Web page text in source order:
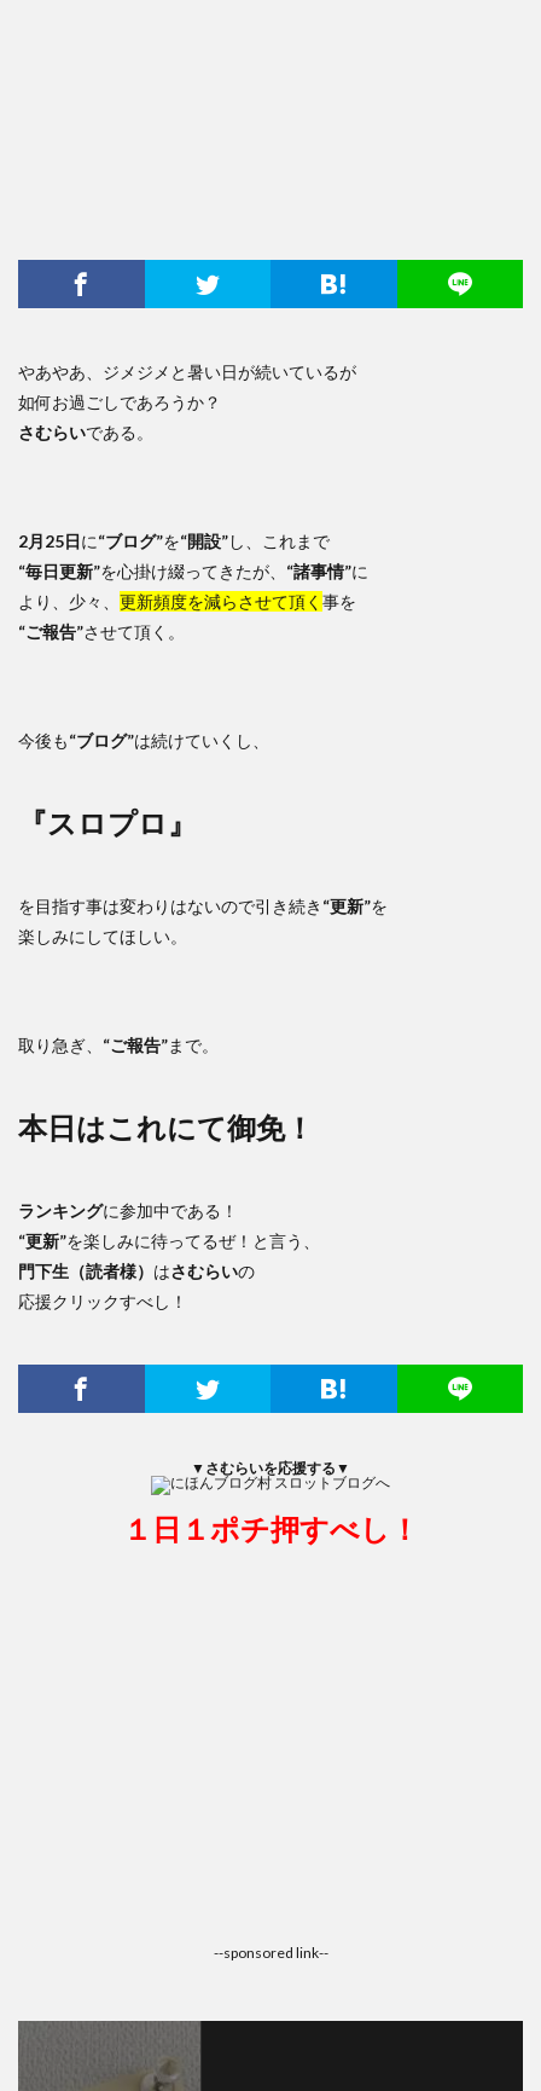
やあやあ、ジメジメと暑い日が続いているが
如何お過ごしであろうか？
さむらいである。
2月25日に“ブログ”を“開設”し、これまで
“毎日更新”を心掛け綴ってきたが、 “諸事情”に
より、少々、 更新頻度を減らさせて頂く 事を
“ご報告”させて頂く。
今後も“ブログ”は続けていくし、
『スロプロ』
を目指す事は変わりはないので引き続き “更新”を
楽しみにしてほしい。
取り急ぎ、 “ご報告”まで。
本日はこれにて御免！
ランキングに参加中である！
“更新”を楽しみに待ってるぜ！と言う、
門下生（読者様） はさむらいの
応援クリックすべし！
▼さむらいを応援する▼
１日１ポチ押すべし！
--sponsored link--